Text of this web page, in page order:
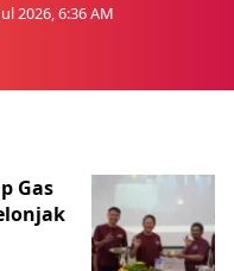
2026, 6:36 AM
Gas